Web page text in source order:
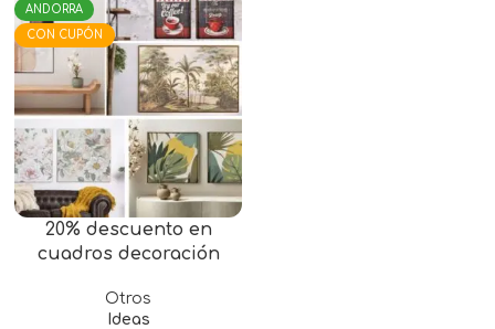
ANDORRA
CON CUPÓN
20% descuento en
cuadros decoración
Otros
Ideas